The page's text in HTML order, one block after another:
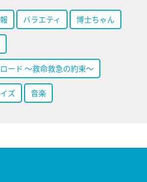
バラエティ 博士ちゃん
ード ～救命救急の約束～
ズ 音楽